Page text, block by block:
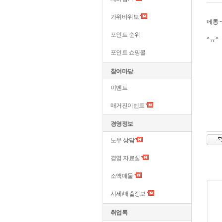
가위바위보
포인트 순위
포인트 쇼핑몰
참여마당
이벤트
매거진이벤트
경영정보
노무 상담
경영 자료실
소액매물
시세/매출정보
취업톡
메롱
^ㅠ^